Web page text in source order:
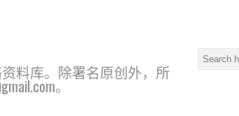
资料库。除署名原创外，所
。